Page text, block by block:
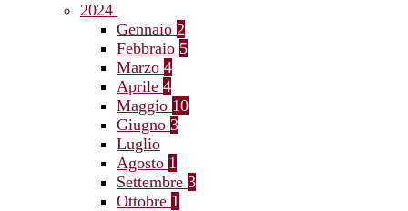
2024
Gennaio 2
Febbraio 5
Marzo 4
Aprile 4
Maggio 10
Giugno 3
Luglio
Agosto 1
Settembre 3
Ottobre 1